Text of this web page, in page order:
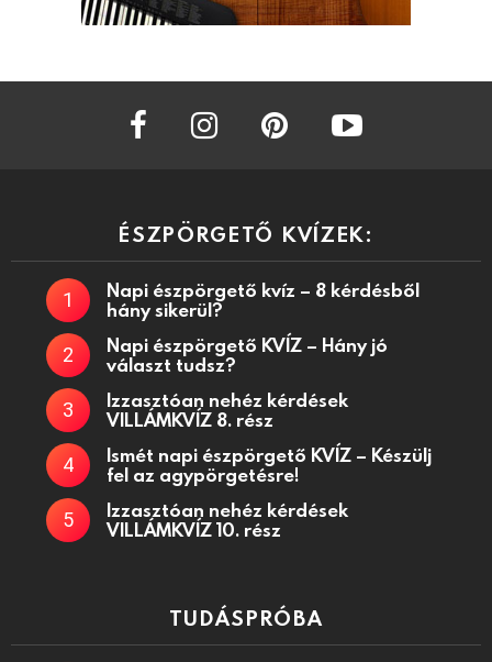
facebook instagram
ÉSZPÖRGETŐ KVÍZEK:
Napi észpörgető kvíz – 8 kérdésből
hány sikerül?
Napi észpörgető KVÍZ – Hány jó
választ tudsz?
Izzasztóan nehéz kérdések
VILLÁMKVÍZ 8. rész
Ismét napi észpörgető KVÍZ – Készülj
fel az agypörgetésre!
Izzasztóan nehéz kérdések
VILLÁMKVÍZ 10. rész
TUDÁSPRÓBA